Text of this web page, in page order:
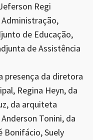
Regi
de Educação,
de Assistência
presença da diretora
Regina Heyn, da
da arquiteta
Tonini, da
Bonifácio, Suely